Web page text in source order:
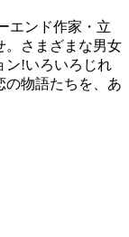
エンド作家・立
。さまざまな男女
ン!いろいろじれ
の物語たちを、あ